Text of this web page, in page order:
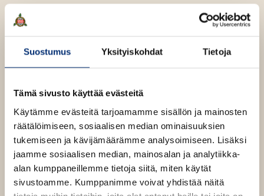
Suostumus Yksityiskohdat Tietoja
Tämä sivusto käyttää evästeitä
Käytämme evästeitä tarjoamamme sisällön ja mainosten
räätälöimiseen, sosiaalisen median ominaisuuksien
tukemiseen ja kävijämäärämme analysoimiseen. Lisäksi
jaamme sosiaalisen median, mainosalan ja analytiikka-
alan kumppaneillemme tietoja siitä, miten käytät
sivustoamme. Kumppanimme voivat yhdistää näitä
Kirjan kuvapankkikuvat
Osta teos
K
u
u
E-kirja / epub2
B
o
o